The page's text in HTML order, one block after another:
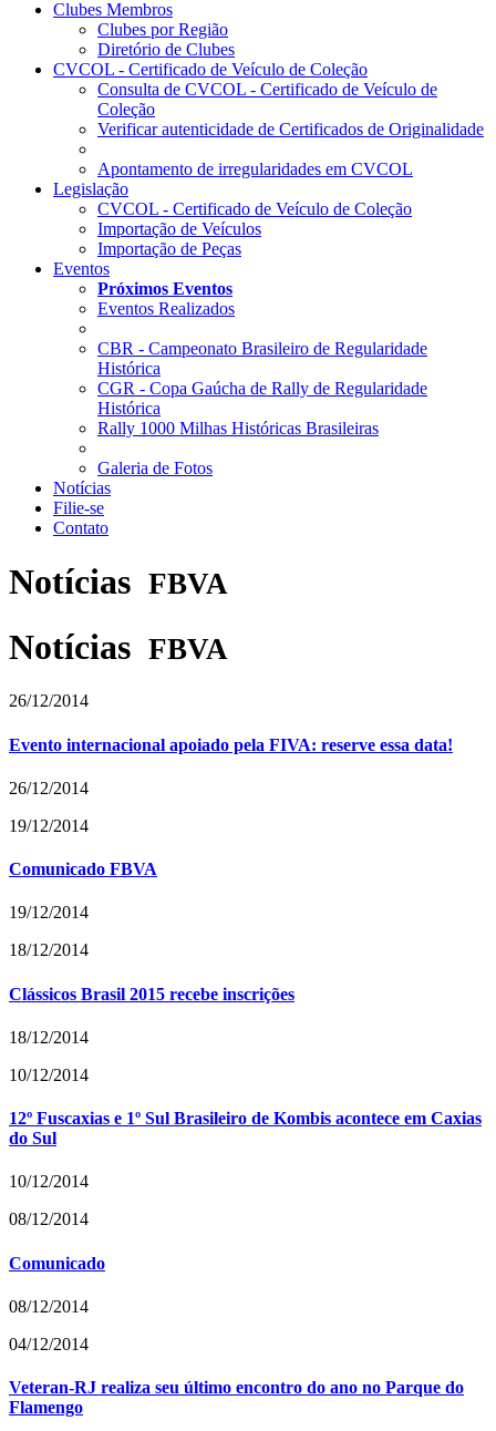
Clubes Membros
Clubes por Região
Diretório de Clubes
CVCOL - Certificado de Veículo de Coleção
Consulta de CVCOL - Certificado de Veículo de
Coleção
Verificar autenticidade de Certificados de Originalidade
Apontamento de irregularidades em CVCOL
Legislação
CVCOL - Certificado de Veículo de Coleção
Importação de Veículos
Importação de Peças
Eventos
Próximos Eventos
Eventos Realizados
CBR - Campeonato Brasileiro de Regularidade
Histórica
CGR - Copa Gaúcha de Rally de Regularidade
Histórica
Rally 1000 Milhas Históricas Brasileiras
Galeria de Fotos
Notícias
Filie-se
Contato
Notícias FBVA
Notícias FBVA
26/12/2014
Evento internacional apoiado pela FIVA: reserve essa data!
26/12/2014
19/12/2014
Comunicado FBVA
19/12/2014
18/12/2014
Clássicos Brasil 2015 recebe inscrições
18/12/2014
10/12/2014
12º Fuscaxias e 1º Sul Brasileiro de Kombis acontece em Caxias
do Sul
10/12/2014
08/12/2014
Comunicado
08/12/2014
04/12/2014
Veteran-RJ realiza seu último encontro do ano no Parque do
Flamengo